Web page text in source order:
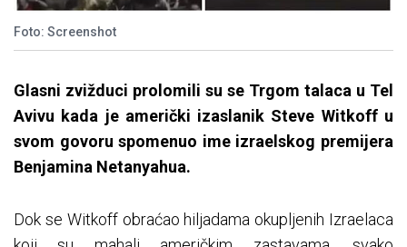
Foto: Screenshot
Glasni zvižduci prolomili su se Trgom talaca u Tel
Avivu kada je američki izaslanik Steve Witkoff u
svom govoru spomenuo ime izraelskog premijera
Benjamina Netanyahua.
Dok se Witkoff obraćao hiljadama okupljenih Izraelaca